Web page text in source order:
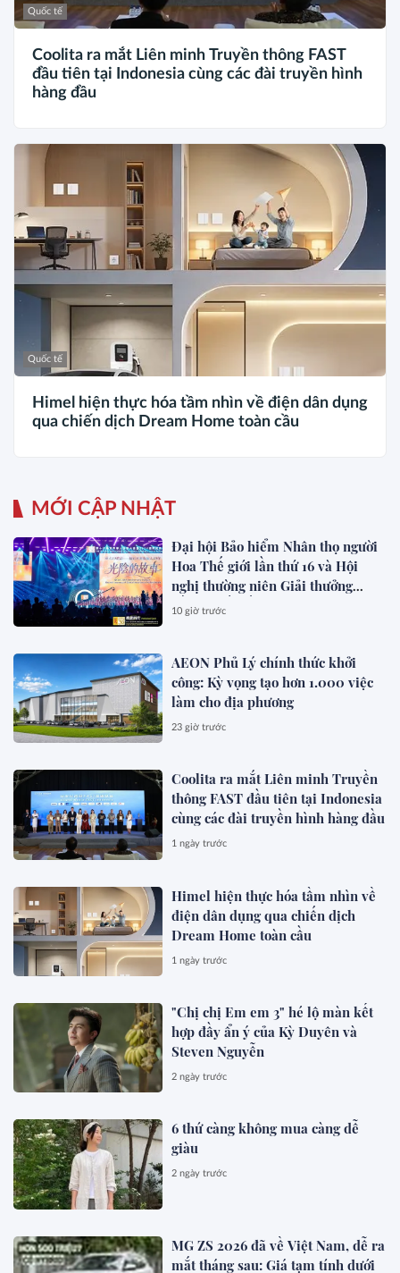
Quốc tế
Coolita ra mắt Liên minh Truyền thông FAST
đầu tiên tại Indonesia cùng các đài truyền hình
hàng đầu
Quốc tế
Himel hiện thực hóa tầm nhìn về điện dân dụng
qua chiến dịch Dream Home toàn cầu
MỚI CẬP NHẬT
Đại hội Bảo hiểm Nhân thọ người
Hoa Thế giới lần thứ 16 và Hội
nghị thường niên Giải thưởng
Rồng Quốc tế (IDA) 2026 được tổ
10 giờ trước
AEON Phủ Lý chính thức khởi
công: Kỳ vọng tạo hơn 1.000 việc
làm cho địa phương
23 giờ trước
Coolita ra mắt Liên minh Truyền
thông FAST đầu tiên tại Indonesia
cùng các đài truyền hình hàng đầu
1 ngày trước
Himel hiện thực hóa tầm nhìn về
điện dân dụng qua chiến dịch
Dream Home toàn cầu
1 ngày trước
"Chị chị Em em 3" hé lộ màn kết
hợp đầy ẩn ý của Kỳ Duyên và
Steven Nguyễn
2 ngày trước
6 thứ càng không mua càng dễ
giàu
2 ngày trước
MG ZS 2026 đã về Việt Nam, dễ ra
mắt tháng sau: Giá tạm tính dưới